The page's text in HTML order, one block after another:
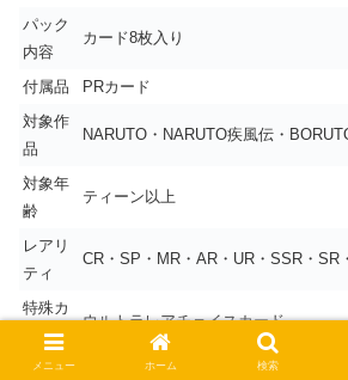
パック
内容
カード8枚入り
付属品
PRカード
対象作
品
NARUTO・NARUTO疾風伝・
対象年
齢
ティーン以上
レアリ
ティ
CR・SP・MR・AR・UR・SSR・SR
特殊カ
ード
ウルトラレアチェイスカード
用途 コレクション・鑑賞・トレード・カジ
メニュー ホーム 検索